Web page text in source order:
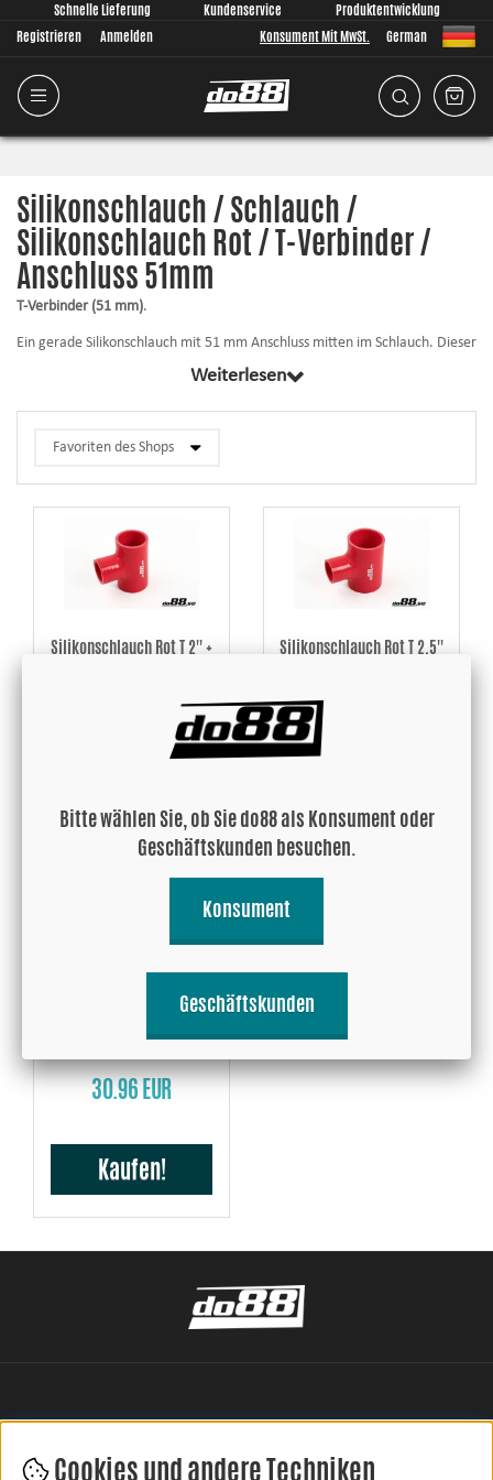
Schnelle Lieferung Kundenservice
Produktentwicklung
Registrieren
Anmelden Konsument Mit MwSt. German
Silikonschlauch / Schlauch /
Silikonschlauch Rot / T-Verbinder /
Anschluss 51mm
T-Verbinder (51 mm).
Ein gerade Silikonschlauch mit 51 mm Anschluss mitten im Schlauch. Dieser
Schlauch wird normalerweise für die Montage eines Umluftventils an der
Druckrohr des Autos verwendet.
usw. klicken Sie auf das entsprechende Produkt.
Weiterlesen
Silikonschlauch Rot T 2'' +
Kaufen!
Silikonschlauch Rot T 2,5''
26.97 EUR
Kaufen!
Silikonschlauch Rot T 3'' +
30.96 EUR
Kaufen!
Cookies und andere Techniken
Bitte wählen Sie, ob Sie do88 als Konsument oder
Geschäftskunden besuchen.
Konsument
Geschäftskunden